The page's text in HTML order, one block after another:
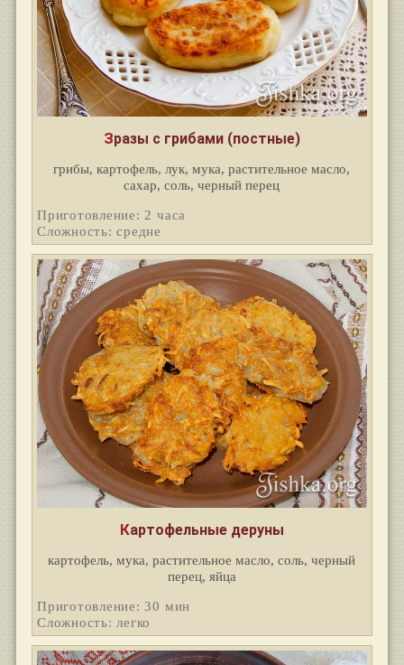
Зразы с грибами (постные)
грибы, картофель, лук, мука, растительное масло,
сахар, соль, черный перец
Приготовление: 2 часа
Сложность: средне
Картофельные деруны
картофель, мука, растительное масло, соль, черный
перец, яйца
Приготовление: 30 мин
Сложность: легко